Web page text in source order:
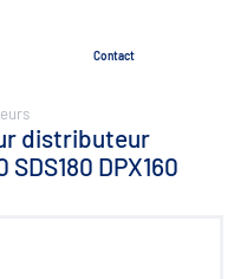
Contact
distributeur
SDS180 DPX160